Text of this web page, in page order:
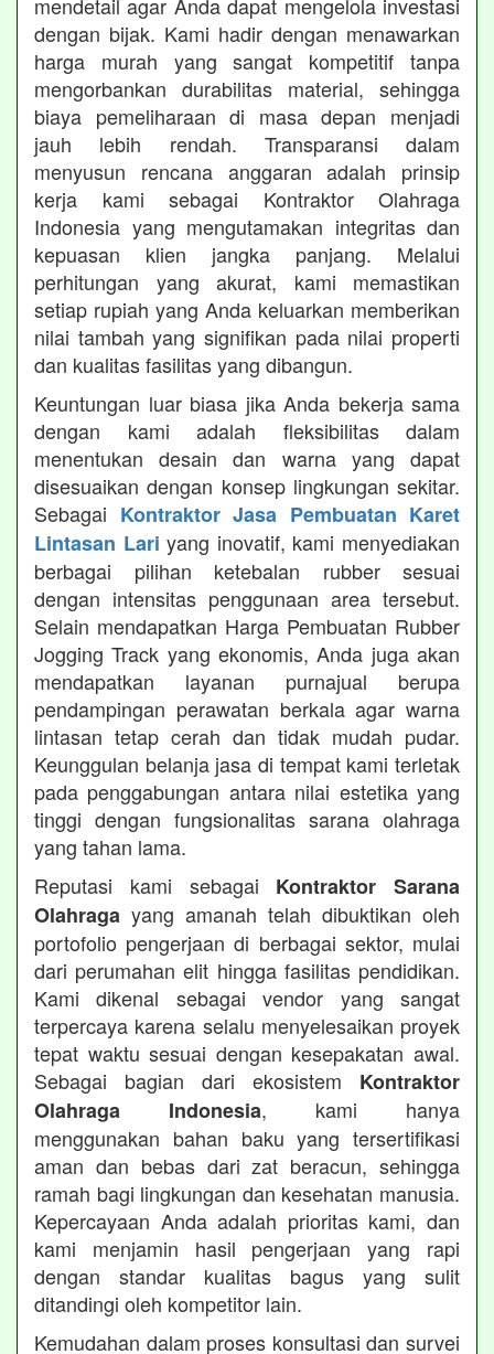
mendetail agar Anda dapat mengelola investasi
dengan bijak. Kami hadir dengan menawarkan
harga murah yang sangat kompetitif tanpa
mengorbankan durabilitas material, sehingga
biaya pemeliharaan di masa depan menjadi
jauh lebih rendah. Transparansi dalam
menyusun rencana anggaran adalah prinsip
kerja kami sebagai Kontraktor Olahraga
Indonesia yang mengutamakan integritas dan
kepuasan klien jangka panjang. Melalui
perhitungan yang akurat, kami memastikan
setiap rupiah yang Anda keluarkan memberikan
nilai tambah yang signifikan pada nilai properti
dan kualitas fasilitas yang dibangun.
Keuntungan luar biasa jika Anda bekerja sama
dengan kami adalah fleksibilitas dalam
menentukan desain dan warna yang dapat
disesuaikan dengan konsep lingkungan sekitar.
Sebagai Kontraktor Jasa Pembuatan Karet
Lintasan Lari yang inovatif, kami menyediakan
berbagai pilihan ketebalan rubber sesuai
dengan intensitas penggunaan area tersebut.
Selain mendapatkan Harga Pembuatan Rubber
Jogging Track yang ekonomis, Anda juga akan
mendapatkan layanan purnajual berupa
pendampingan perawatan berkala agar warna
lintasan tetap cerah dan tidak mudah pudar.
Keunggulan belanja jasa di tempat kami terletak
pada penggabungan antara nilai estetika yang
tinggi dengan fungsionalitas sarana olahraga
yang tahan lama.
Reputasi kami sebagai Kontraktor Sarana
Olahraga yang amanah telah dibuktikan oleh
portofolio pengerjaan di berbagai sektor, mulai
dari perumahan elit hingga fasilitas pendidikan.
Kami dikenal sebagai vendor yang sangat
terpercaya karena selalu menyelesaikan proyek
tepat waktu sesuai dengan kesepakatan awal.
Sebagai bagian dari ekosistem Kontraktor
Olahraga Indonesia, kami hanya
menggunakan bahan baku yang tersertifikasi
aman dan bebas dari zat beracun, sehingga
ramah bagi lingkungan dan kesehatan manusia.
Kepercayaan Anda adalah prioritas kami, dan
kami menjamin hasil pengerjaan yang rapi
dengan standar kualitas bagus yang sulit
ditandingi oleh kompetitor lain.
Kemudahan dalam proses konsultasi dan survei